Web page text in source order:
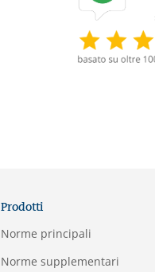
Prodotti
Norme principali
Norme supplementari